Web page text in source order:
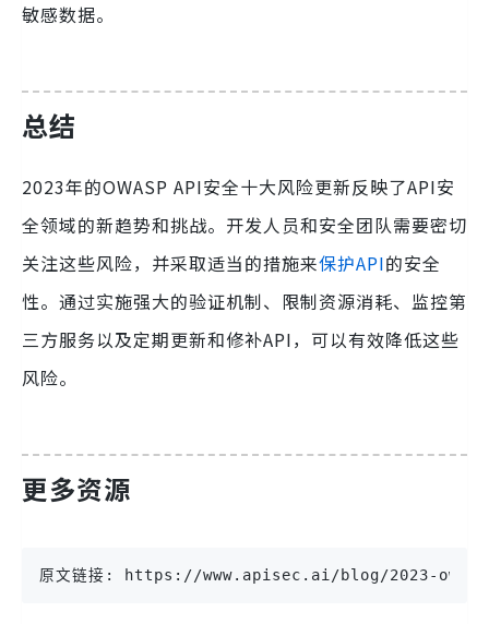
敏感数据。
总结
2023年的OWASP API安全十大风险更新反映了API安
全领域的新趋势和挑战。开发人员和安全团队需要密切
关注这些风险，并采取适当的措施来保护API的安全
性。通过实施强大的验证机制、限制资源消耗、监控第
三方服务以及定期更新和修补API，可以有效降低这些
风险。
更多资源
原文链接: https://www.apisec.ai/blog/2023-